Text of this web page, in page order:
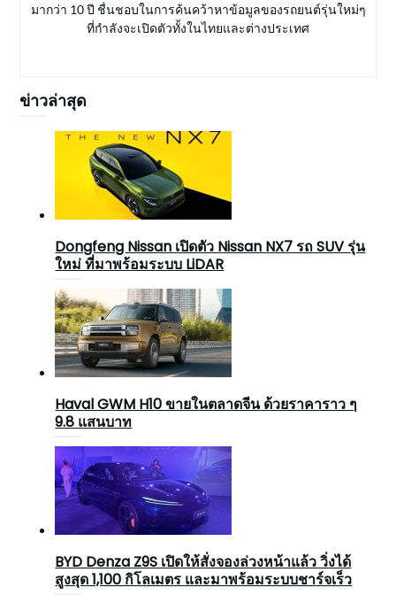
มากว่า 10 ปี ชื่นชอบในการค้นคว้าหาข้อมูลของรถยนต์รุ่นใหม่ๆ
ที่กำลังจะเปิดตัวทั้งในไทยและต่างประเทศ
ข่าวล่าสุด
Dongfeng Nissan เปิดตัว Nissan NX7 รถ SUV รุ่น
ใหม่ ที่มาพร้อมระบบ LiDAR
Haval GWM H10 ขายในตลาดจีน ด้วยราคาราว ๆ
9.8 แสนบาท
BYD Denza Z9S เปิดให้สั่งจองล่วงหน้าแล้ว วิ่งได้
สูงสุด 1,100 กิโลเมตร และมาพร้อมระบบชาร์จเร็ว